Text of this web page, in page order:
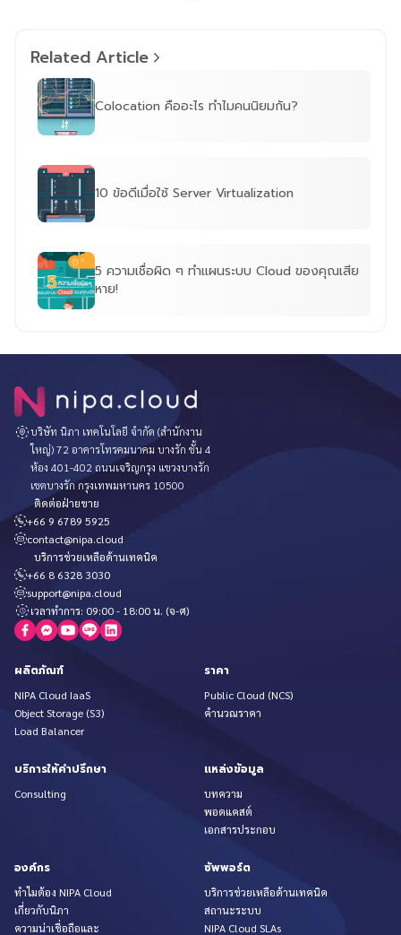
Related Article
Colocation คืออะไร ทำไมคนนิยมกัน?
10 ข้อดีเมื่อใช้ Server Virtualization
5 ความเชื่อผิด ๆ ทำแผนระบบ Cloud ของคุณเสีย
หาย!
บริษัท นิภา เทคโนโลยี จำกัด (สำนักงาน
ใหญ่) 72 อาคารโทรคมนาคม บางรัก ชั้น 4
ห้อง 401-402 ถนนเจริญกรุง แขวงบางรัก
เขตบางรัก กรุงเทพมหานคร 10500
ติดต่อฝ่ายขาย
+66 9 6789 5925
contact@nipa.cloud
บริการช่วยเหลือด้านเทคนิค
+66 8 6328 3030
support@nipa.cloud
เวลาทำการ: 09:00 - 18:00 น. (จ-ศ)
ผลิตภัณฑ์
NIPA Cloud IaaS
Object Storage (S3)
Load Balancer
ราคา
Public Cloud (NCS)
คำนวณราคา
บริการให้คำปรึกษา
Consulting
แหล่งข้อมูล
บทความ
พอดแคสต์
เอกสารประกอบ
องค์กร
ทำไมต้อง NIPA Cloud
เกี่ยวกับนิภา
ความน่าเชื่อถือและ
ซัพพอร์ต
บริการช่วยเหลือด้านเทคนิค
สถานะระบบ
NIPA Cloud SLAs